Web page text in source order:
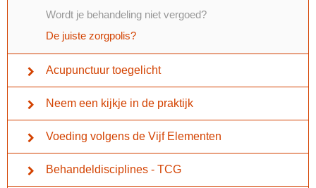
Wordt je behandeling niet vergoed?
De juiste zorgpolis?
Acupunctuur toegelicht
Neem een kijkje in de praktijk
Voeding volgens de Vijf Elementen
Behandeldisciplines - TCG